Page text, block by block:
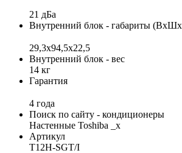
21 дБа
Внутренний блок - габариты
29,3х94,5х22,5
Внутренний блок - вес
14 кг
Гарантия
4 года
Поиск по сайту - кондиционеры
Настенные Toshiba _x
Артикул
T12H-SGT/I